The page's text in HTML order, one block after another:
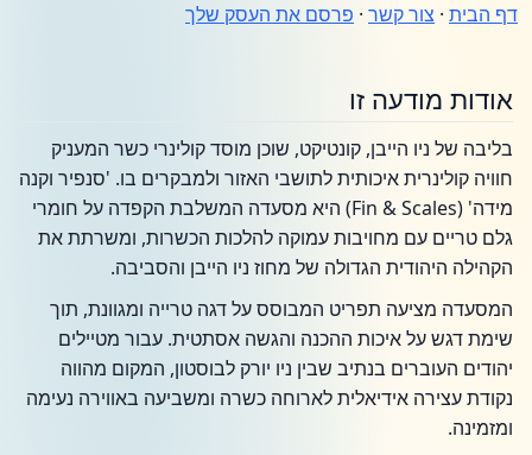
דף הבית · צור קשר · פרסם את העסק שלך
אודות מודעה זו
בליבה של ניו הייבן, קונטיקט, שוכן מוסד קולינרי כשר המעניק
חוויה קולינרית איכותית לתושבי האזור ולמבקרים בו. 'סנפיר וקנה
מידה' (Fin & Scales) היא מסעדה המשלבת הקפדה על חומרי
גלם טריים עם מחויבות עמוקה להלכות הכשרות, ומשרתת את
הקהילה היהודית הגדולה של מחוז ניו הייבן והסביבה.
המסעדה מציעה תפריט המבוסס על דגה טרייה ומגוונת, תוך
שימת דגש על איכות ההכנה והגשה אסתטית. עבור מטיילים
יהודים העוברים בנתיב שבין ניו יורק לבוסטון, המקום מהווה
נקודת עצירה אידיאלית לארוחה כשרה ומשביעה באווירה נעימה
ומזמינה.